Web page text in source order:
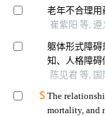
老年不合理用
崔紫阳 等,
躯体形式障碍
知、人格障碍
陈见君 等,
The
mortality, and